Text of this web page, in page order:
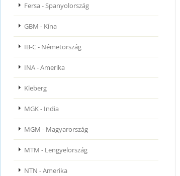
Fersa - Spanyolország
GBM - Kína
IB-C - Németország
INA - Amerika
Kleberg
MGK - India
MGM - Magyarország
MTM - Lengyelország
NTN - Amerika